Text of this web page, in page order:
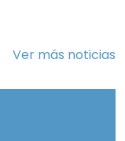
Ver más noticias